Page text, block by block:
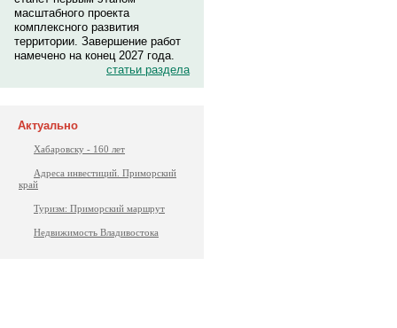
масштабного проекта
комплексного развития
территории. Завершение работ
намечено на конец 2027 года.
статьи раздела
Актуально
Хабаровску - 160 лет
Адреса инвестиций. Приморский
край
Туризм: Приморский маршрут
Недвижимость Владивостока